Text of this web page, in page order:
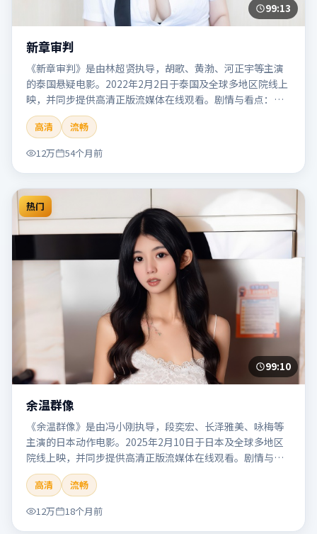
99:13
新章审判
《新章审判》是由林超贤执导，胡歌、黄渤、河正宇等主演
的泰国悬疑电影。2022年2月2日于泰国及全球多地区院线上
映，并同步提供高清正版流媒体在线观看。剧情与看点：悬
念层层推进，线索相互勾连，结局出人意料，适合推理爱好
者。本片适合检索「新章审判」「林超贤」「悬疑」「泰
国」「2022」「2022-02-02上映」等关键词的影迷阅读简介
与主创信息。
高清
流畅
12万
54个月前
热门
99:10
余温群像
《余温群像》是由冯小刚执导，段奕宏、长泽雅美、咏梅等
主演的日本动作电影。2025年2月10日于日本及全球多地区
院线上映，并同步提供高清正版流媒体在线观看。剧情与看
点：动作场面密集，节奏明快，适合喜欢热血追缉与爆破场
面的观众。本片适合检索「余温群像」「冯小刚」「动作」
「日本」「2025」「2025-02-10上映」等关键词的影迷阅读
简介与主创信息。
高清
流畅
12万
18个月前